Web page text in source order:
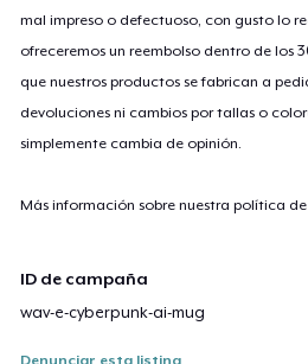
mal impreso o defectuoso, con gusto lo
ofreceremos un reembolso dentro de los
que nuestros productos se fabrican a
devoluciones ni cambios por tallas o
simplemente cambia de opinión.
Más información sobre nuestra política
ID de campaña
wav-e-cyberpunk-ai-mug